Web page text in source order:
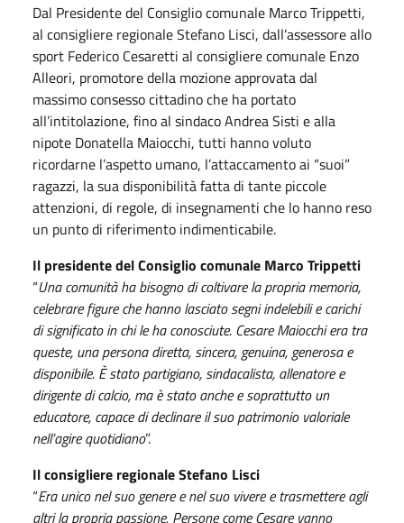
Dal Presidente del Consiglio comunale Marco Trippetti,
al consigliere regionale Stefano Lisci, dall’assessore allo
sport Federico Cesaretti al consigliere comunale Enzo
Alleori, promotore della mozione approvata dal
massimo consesso cittadino che ha portato
all’intitolazione, fino al sindaco Andrea Sisti e alla
nipote Donatella Maiocchi, tutti hanno voluto
ricordarne l’aspetto umano, l’attaccamento ai “suoi”
ragazzi, la sua disponibilità fatta di tante piccole
attenzioni, di regole, di insegnamenti che lo hanno reso
un punto di riferimento indimenticabile.
Il presidente del Consiglio comunale Marco Trippetti
“Una comunità ha bisogno di coltivare la propria memoria,
celebrare figure che hanno lasciato segni indelebili e carichi
di significato in chi le ha conosciute. Cesare Maiocchi era tra
queste, una persona diretta, sincera, genuina, generosa e
disponibile. È stato partigiano, sindacalista, allenatore e
dirigente di calcio, ma è stato anche e soprattutto un
educatore, capace di declinare il suo patrimonio valoriale
nell’agire quotidiano”.
Il consigliere regionale Stefano Lisci
“Era unico nel suo genere e nel suo vivere e trasmettere agli
altri la propria passione. Persone come Cesare vanno